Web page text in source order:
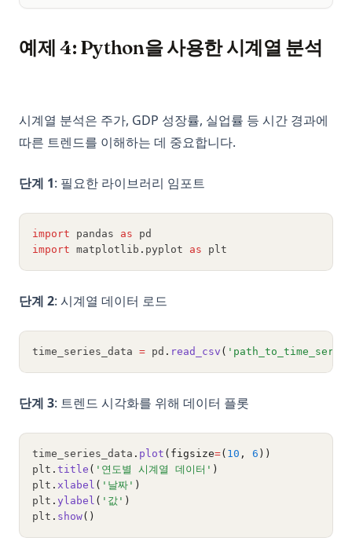
예제 4: Python을 사용한 시계열 분석
시계열 분석은 주가, GDP 성장률, 실업률 등 시간 경과에
따른 트렌드를 이해하는 데 중요합니다.
단계 1: 필요한 라이브러리 임포트
import pandas as pd
import matplotlib . pyplot as plt
단계 2: 시계열 데이터 로드
time_series_data = pd . read_csv (
단계 3: 트렌드 시각화를 위해 데이터 플롯
time_series_data . plot (figsize=( 10 , 6 ))
plt . title ( '연도별 시계열 데이터' )
plt . xlabel ( '날짜' )
plt . ylabel ( '값' )
plt . show()